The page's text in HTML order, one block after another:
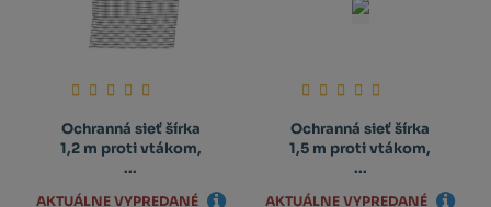
Ochranná sieť šírka
1,2 m proti vtákom,
...
AKTUÁLNE VYPREDANÉ
Ochranná sieť šírka
1,5 m proti vtákom,
...
AKTUÁLNE VYPREDANÉ